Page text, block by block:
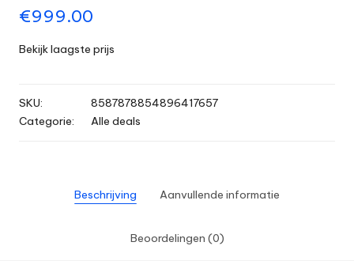
€999.00
Bekijk laagste prijs
SKU:
8587878854896417657
Categorie:
Alle deals
Beschrijving Aanvullende informatie
Beoordelingen (0)